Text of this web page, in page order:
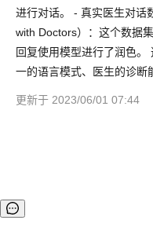
进行对话。 - 真实医生对话
with Doctors）：这个数据
回复使用模型进行了润色
一的语言模式、医生的诊断
更新于 2023/06/01 07:44